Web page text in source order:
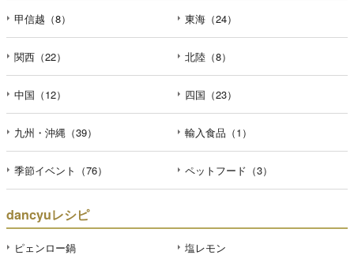
甲信越（8） 東海（24）
関西（22） 北陸（8）
中国（12） 四国（23）
九州・沖縄（39） 輸入食品（1）
季節イベント（76） ペットフード（3）
dancyuレシピ
ピェンロー鍋 塩レモン